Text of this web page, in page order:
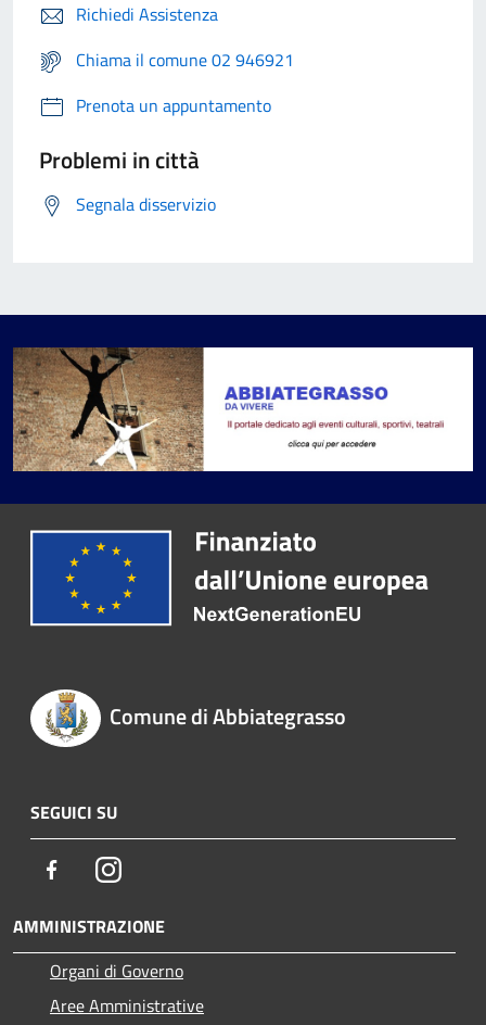
Richiedi Assistenza
Chiama il comune 02 946921
Prenota un appuntamento
Problemi in città
Segnala disservizio
Comune di Abbiategrasso
SEGUICI SU
FacebookInstagram
AMMINISTRAZIONE
Organi di Governo
Aree Amministrative